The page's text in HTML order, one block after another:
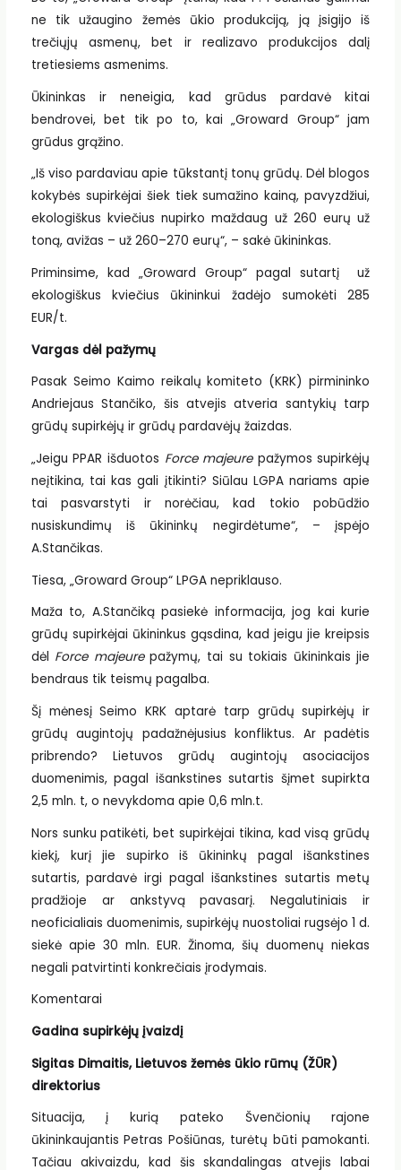
ne tik užaugino žemės ūkio produkciją, ją įsigijo iš
trečiųjų asmenų, bet ir realizavo produkcijos dalį
tretiesiems asmenims.
Ūkininkas ir neneigia, kad grūdus pardavė kitai
bendrovei, bet tik po to, kai „Groward Group“ jam
grūdus grąžino.
„Iš viso pardaviau apie tūkstantį tonų grūdų. Dėl blogos
kokybės supirkėjai šiek tiek sumažino kainą, pavyzdžiui,
ekologiškus kviečius nupirko maždaug už 260 eurų už
toną, avižas – už 260–270 eurų“, – sakė ūkininkas.
Priminsime, kad „Groward Group“ pagal sutartį už
ekologiškus kviečius ūkininkui žadėjo sumokėti 285
EUR/t.
Vargas dėl pažymų
Pasak Seimo Kaimo reikalų komiteto (KRK) pirmininko
Andriejaus Stančiko, šis atvejis atveria santykių tarp
grūdų supirkėjų ir grūdų pardavėjų žaizdas.
„Jeigu PPAR išduotos Force majeurepažymos supirkėjų
neįtikina, tai kas gali įtikinti? Siūlau LGPA nariams apie
tai pasvarstyti ir norėčiau, kad tokio pobūdžio
nusiskundimų iš ūkininkų negirdėtume“, – įspėjo
A.Stančikas.
Tiesa, „Groward Group“ LPGA nepriklauso.
Maža to, A.Stančiką pasiekė informacija, jog kai kurie
grūdų supirkėjai ūkininkus gąsdina, kad jeigu jie kreipsis
dėl Force majeurepažymų, tai su tokiais ūkininkais jie
bendraus tik teismų pagalba.
Šį mėnesį Seimo KRK aptarė tarp grūdų supirkėjų ir
grūdų augintojų padažnėjusius konfliktus. Ar padėtis
pribrendo? Lietuvos grūdų augintojų asociacijos
duomenimis, pagal išankstines sutartis šįmet supirkta
2,5 mln. t, o nevykdoma apie 0,6 mln.t.
Nors sunku patikėti, bet supirkėjai tikina, kad visą grūdų
kiekį, kurį jie supirko iš ūkininkų pagal išankstines
sutartis, pardavė irgi pagal išankstines sutartis metų
pradžioje ar ankstyvą pavasarį. Negalutiniais ir
neoficialiais duomenimis, supirkėjų nuostoliai rugsėjo 1 d.
siekė apie 30 mln. EUR. Žinoma, šių duomenų niekas
negali patvirtinti konkrečiais įrodymais.
Komentarai
Gadina supirkėjų įvaizdį
Sigitas Dimaitis, Lietuvos žemės ūkio rūmų (ŽŪR)
direktorius
Situacija, į kurią pateko Švenčionių rajone
ūkininkaujantis Petras Pošiūnas, turėtų būti pamokanti.
Tačiau akivaizdu, kad šis skandalingas atvejis labai